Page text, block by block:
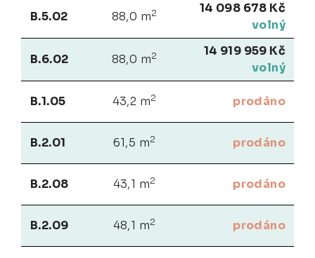
B.5.02 88,0 m2
14 098 678 Kč
volný
B.6.02 88,0 m2
14 919 959 Kč
volný
B.1.05 43,2 m2 prodáno
B.2.01 61,5 m2 prodáno
B.2.08 43,1 m2 prodáno
B.2.09 48,1 m2 prodáno